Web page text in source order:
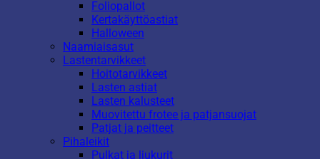
Foliopallot
Kertakäyttöastiat
Halloween
Naamiaisasut
Lastentarvikkeet
Hoitotarvikkeet
Lasten astiat
Lasten kalusteet
Muovitettu frotee ja patjansuojat
Patjat ja peitteet
Pihaleikit
Pulkat ja liukurit